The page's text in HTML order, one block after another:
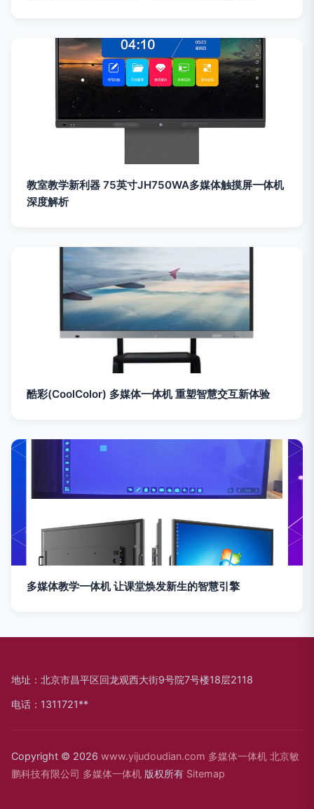
教室教学新利器 75英寸JH750WA多媒体触摸屏一体机
深度解析
酷彩(CoolColor) 多媒体一体机 重塑智慧交互新体验
多媒体教学一体机 让课堂焕发新生的智慧引擎
地址：北京市昌平区回龙观西大街9号院7号楼18层2118
电话：1311721**
Copyright © 2026 www.yijudoudian.com 多媒体一体机 北京敏
鹏科技有限公司 多媒体一体机 版权所有 Sitemap